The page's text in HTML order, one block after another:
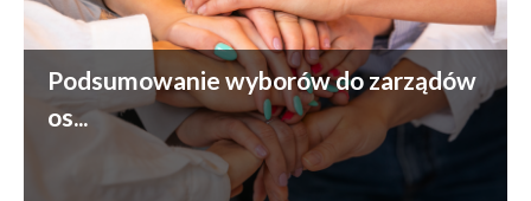
Podsumowanie wyborów do zarządów
os...